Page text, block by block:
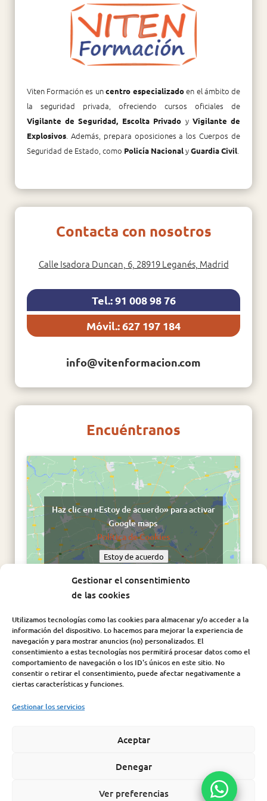
Gestionar el consentimiento
de las cookies
Utilizamos tecnologías como las cookies para almacenar y/o acceder a la
información del dispositivo. Lo hacemos para mejorar la experiencia de
navegación y para mostrar anuncios (no) personalizados. El
consentimiento a estas tecnologías nos permitirá procesar datos como el
comportamiento de navegación o los ID's únicos en este sitio. No
consentir o retirar el consentimiento, puede afectar negativamente a
ciertas características y funciones.
Gestionar los servicios
Aceptar
Denegar
Ver preferencias
Viten Formación es uncentro especializadoen el ámbito de
la seguridad privada, ofreciendo cursos oficiales de
Vigilante de Seguridad, Escolta Privado yVigilante de
Explosivos. Además, prepara oposiciones a los Cuerpos de
Seguridad de Estado, como Policía NacionalyGuardia Civil.
Contacta con nosotros
Calle Isadora Duncan, 6, 28919 Leganés, Madrid
Tel.: 91 008 98 76
Móvil.: 627 197 184
info@vitenformacion.com
Encuéntranos
Haz clic en «Estoy de acuerdo» para activar
Google maps
Política de Cookies
Estoy de acuerdo
Síguenos en:
Política de Cookies|
información